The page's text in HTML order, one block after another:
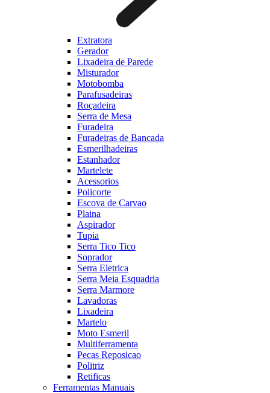
Extratora
Gerador
Lixadeira de Parede
Misturador
Motobomba
Parafusadeiras
Roçadeira
Serra de Mesa
Furadeira
Furadeiras de Bancada
Esmerilhadeiras
Estanhador
Martelete
Acessorios
Policorte
Escova de Carvao
Plaina
Aspirador
Tupia
Serra Tico Tico
Soprador
Serra Eletrica
Serra Meia Esquadria
Serra Marmore
Lavadoras
Lixadeira
Martelo
Moto Esmeril
Multiferramenta
Pecas Reposicao
Politriz
Retificas
Ferramentas Manuais